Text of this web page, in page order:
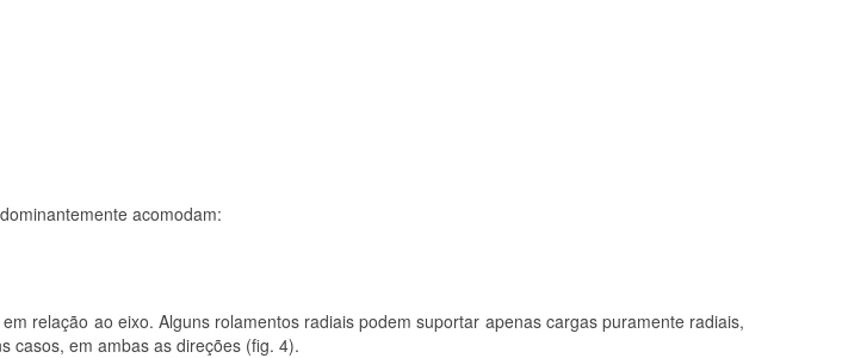
acomodam:
relação ao eixo. Alguns rolamentos radiais podem suportar apenas cargas puramente radiais,
casos, em ambas as direções (fig. 4).